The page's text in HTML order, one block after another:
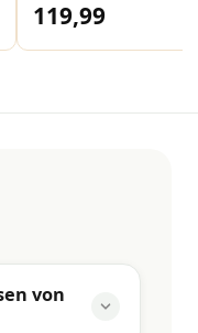
119,99
von